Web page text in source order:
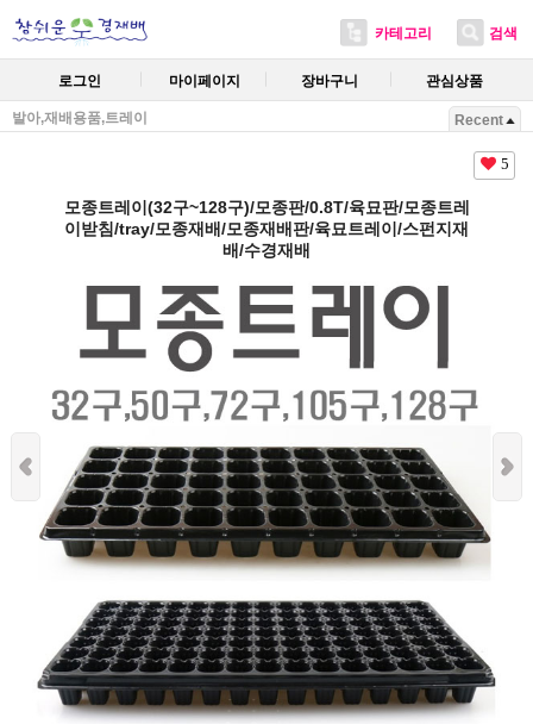
카테고리 검색
로그인 마이페이지 장바구니 관심상품
발아,재배용품,트레이 Recent
5
모종트레이(32구~128구)/모종판/0.8T/육묘판/모종트레
이받침/tray/모종재배/모종재배판/육묘트레이/스펀지재
배/수경재배